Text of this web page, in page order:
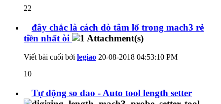
22
đây chắc là cách dò tâm lổ trong mach3 rẻ
tiền nhất òi
Viết bài cuối bởi legiao 20-08-2018 04:53:10 PM
10
Tự động so dao - Auto tool length setter